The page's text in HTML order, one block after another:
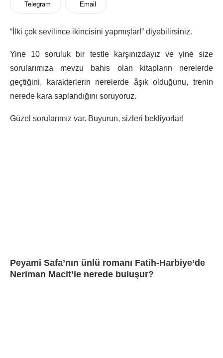
Telegram Email
“İlki çok sevilince ikincisini yapmışlar!” diyebilirsiniz.
Yine 10 soruluk bir testle karşınızdayız ve yine size
sorularımıza mevzu bahis olan kitapların nerelerde
geçtiğini, karakterlerin nerelerde âşık olduğunu, trenin
nerede kara saplandığını soruyoruz.
Güzel sorularımız var. Buyurun, sizleri bekliyorlar!
Peyami Safa’nın ünlü romanı Fatih-Harbiye’de
Neriman Macit’le nerede buluşur?